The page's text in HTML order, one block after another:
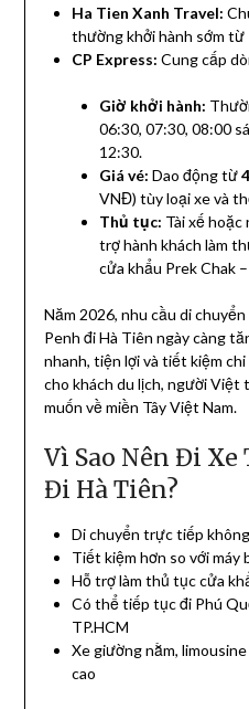
Ha Tien Xanh Travel:
thường khởi hành sớm từ
CP Express: Cung cấp
Giờ khởi hành:
06:30, 07:30, 08:00
12:30.
Giá vé: Dao động từ
VNĐ) tùy loại xe và
Thủ tục: Tài xế
trợ hành khách làm
cửa khẩu Prek Chak –
Năm 2026, nhu cầu di
Penh điHà Tiên ngày càng
nhanh, tiện lợi và tiết kiệm
cho khách du lịch, người Việt
muốn về miền Tây Việt Nam.
Vì Sao Nên Đi Xe
Đi Hà Tiên?
Di chuyển trực tiếp
Tiết kiệm hơn so với máy
Hỗ trợ làm thủ tục cửa
Có thể tiếp tục đi Phú
TP.HCM
Xe giường nằm,
cao